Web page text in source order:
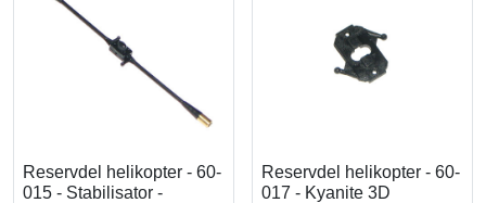
Reservdel helikopter - 60-
015 - Stabilisator -
Reservdel helikopter - 60-
017 - Kyanite 3D